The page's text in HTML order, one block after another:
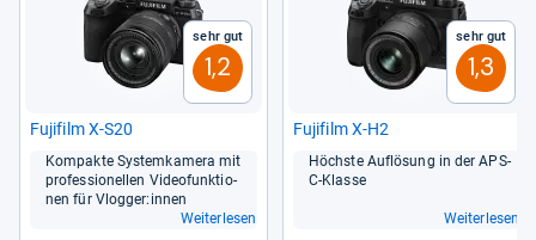
Sehr gut
1,2
Fuji­film X-​S20
Kom­pakte Sys­tem­ka­mera mit
pro­fes­sio­nel­len Video­funk­tio­
nen für Vlog­ger:innen
Weiterlesen
Sehr gut
1,3
Fuji­film X-​H2
Höchste Auf­lö­sung in der APS-​
C-​Klasse
Weiterlesen